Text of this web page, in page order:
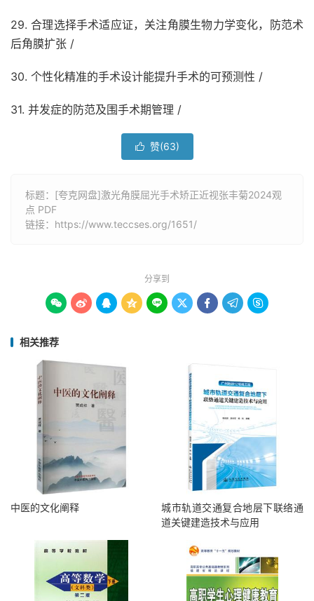
29. 合理选择手术适应证，关注角膜生物力学变化，防范术
后角膜扩张 /
30. 个性化精准的手术设计能提升手术的可预测性 /
31. 并发症的防范及围手术期管理 /
 赞(63)
标题：[夸克网盘]激光角膜屈光手术矫正近视张丰菊2024观
点 PDF
链接： https://www.teccses.org/1651/
分享到
        
相关推荐
中医的文化阐释
城市轨道交通复合地层下联络通
道关键建造技术与应用